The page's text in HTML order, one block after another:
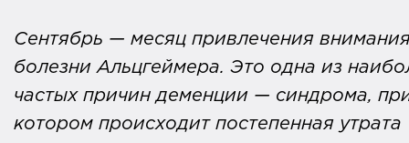
Сентябрь — месяц привлечения
болезни Альцгеймера. Это одна из
частых причин деменции — синдрома,
котором происходит постепенная утрата